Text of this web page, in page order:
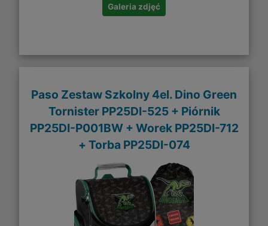
Galeria zdjęć
Paso Zestaw Szkolny 4el. Dino Green
Tornister PP25DI-525 + Piórnik
PP25DI-P001BW + Worek PP25DI-712
+ Torba PP25DI-074